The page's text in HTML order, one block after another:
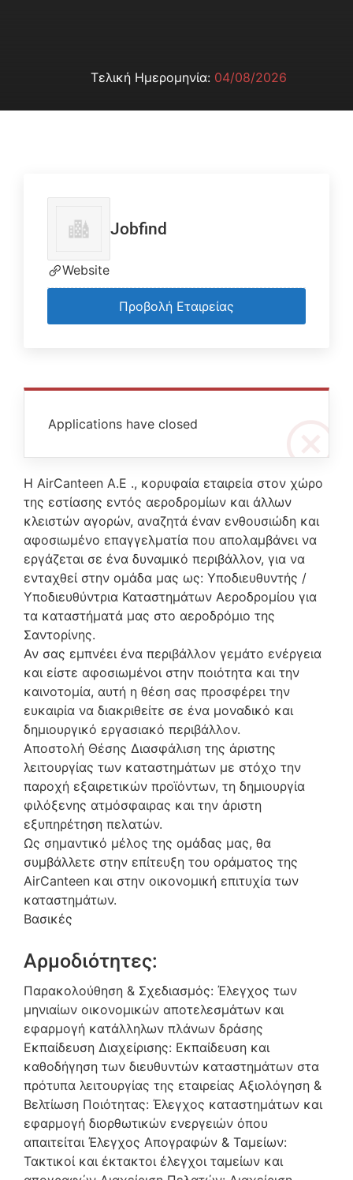
Τελική Ημερομηνία: 04/08/2026
Applications have closed
Η AirCanteen Α.Ε ., κορυφαία εταιρεία στον χώρο
της εστίασης εντός αεροδρομίων και άλλων
κλειστών αγορών, αναζητά έναν ενθουσιώδη και
αφοσιωμένο επαγγελματία που απολαμβάνει να
εργάζεται σε ένα δυναμικό περιβάλλον, για να
ενταχθεί στην ομάδα μας ως: Υποδιευθυντής /
Υποδιευθύντρια Καταστημάτων Αεροδρομίου για
τα καταστήματά μας στο αεροδρόμιο της
Σαντορίνης.
Αν σας εμπνέει ένα περιβάλλον γεμάτο ενέργεια
και είστε αφοσιωμένοι στην ποιότητα και την
καινοτομία, αυτή η θέση σας προσφέρει την
ευκαιρία να διακριθείτε σε ένα μοναδικό και
δημιουργικό εργασιακό περιβάλλον.
Αποστολή Θέσης Διασφάλιση της άριστης
λειτουργίας των καταστημάτων με στόχο την
παροχή εξαιρετικών προϊόντων, τη δημιουργία
φιλόξενης ατμόσφαιρας και την άριστη
εξυπηρέτηση πελατών.
Ως σημαντικό μέλος της ομάδας μας, θα
συμβάλλετε στην επίτευξη του οράματος της
AirCanteen και στην οικονομική επιτυχία των
καταστημάτων.
Βασικές
Αρμοδιότητες:
Παρακολούθηση & Σχεδιασμός: Έλεγχος των
μηνιαίων οικονομικών αποτελεσμάτων και
εφαρμογή κατάλληλων πλάνων δράσης
Εκπαίδευση Διαχείρισης: Εκπαίδευση και
καθοδήγηση των διευθυντών καταστημάτων στα
πρότυπα λειτουργίας της εταιρείας Αξιολόγηση &
Βελτίωση Ποιότητας: Έλεγχος καταστημάτων και
εφαρμογή διορθωτικών ενεργειών όπου
απαιτείται Έλεγχος Απογραφών & Ταμείων:
Τακτικοί και έκτακτοι έλεγχοι ταμείων και
Jobfind
Website
Προβολή Εταιρείας